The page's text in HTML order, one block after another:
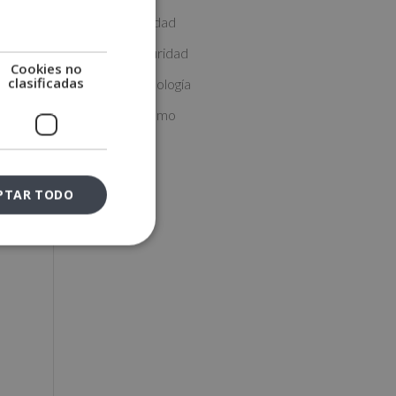
Másters Sanidad
Másters Seguridad
Másters Tecnología
Másters Turismo
Cookies no
clasificadas
TODO